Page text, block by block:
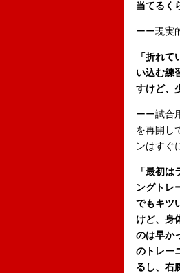
当てるく
ーー現実
「折れ
い込む練
すけど、
ーー試合
を再開し
ンはすぐ
「最初は
ングトレ
でもキツ
けど、身
のは早か
のトレー
るし、右